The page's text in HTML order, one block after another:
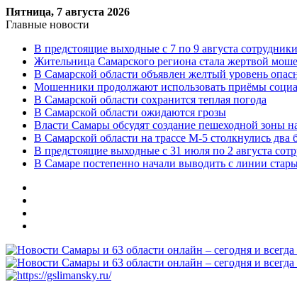
Пятница, 7 августа 2026
Главные новости
В предстоящие выходные с 7 по 9 августа
Жительница Самарского региона стала жертвой
В Самарской области объявлен желтый уровень
Мошенники продолжают использовать приёмы
В Самарской области сохранится теплая погода
В Самарской области ожидаются грозы
Власти Самары обсудят создание пешеходной зоны
В Самарской области на трассе М-5 столкнулись два
В предстоящие выходные с 31 июля по 2 августа
В Самаре постепенно начали выводить с линии
Меню